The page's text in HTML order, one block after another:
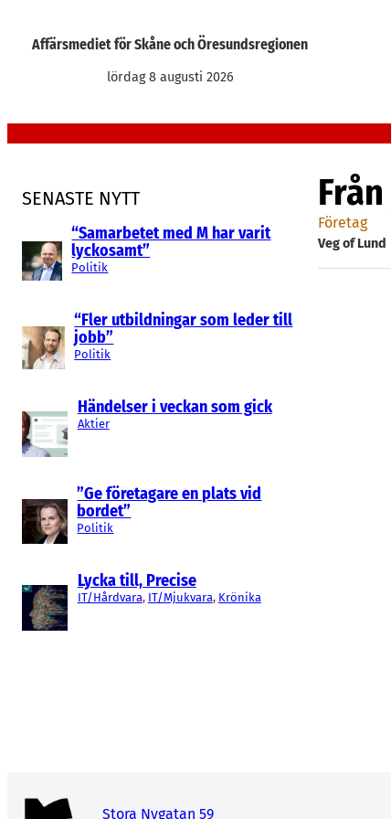
Affärsmediet för Skåne och Öresundsregionen
lördag 8 augusti 2026
SENASTE NYTT
“Samarbetet med M har varit
lyckosamt”
Politik
“Fler utbildningar som leder till
jobb”
Politik
Händelser i veckan som gick
Aktier
”Ge företagare en plats vid
bordet”
Politik
Lycka till, Precise
IT/Hårdvara, IT/Mjukvara, Krönika
Från
Företag
Veg of Lund
Stora Nygatan 59